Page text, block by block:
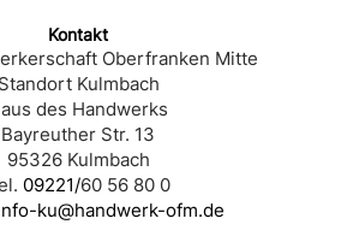
Kontakt
Oberfranken Mitte
Standort Kulmbach
des Handwerks
Bayreuther Str. 13
95326 Kulmbach
09221/60 56 80 0
ku@handwerk-ofm.de